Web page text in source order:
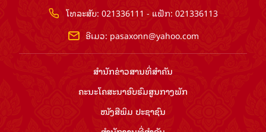
ໂທລະສັບ: 021336111 - ແຟັກ: 021336113
ອີເມວ: pasaxonn@yahoo.com
ສຳ​ນັກ​ຂ່າວ​ສານ​ທີ່​ສຳ​ຄັນ​
ຄະນະໂຄສະນາອົບຮົມ​ສູນ​ກາງ​ພັກ
ໜັງສືພິມ ປະ​ຊາ​ຊົນ